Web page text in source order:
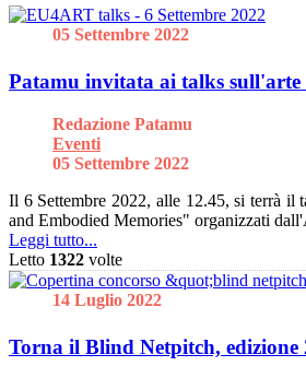
05 Settembre 2022
Patamu invitata ai talks sull'arte
Redazione Patamu
Eventi
05 Settembre 2022
Il 6 Settembre 2022, alle 12.45, si terrà
and Embodied Memories" organizzati
Leggi tutto...
Letto 1322 volte
14 Luglio 2022
Torna il Blind Netpitch, edizione